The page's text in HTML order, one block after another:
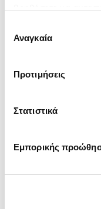
ενδιαφέρουν και να
συγκατάθεσης
Αναγκαία
Προτιμήσεις
Στατιστικά
Εμπορικής